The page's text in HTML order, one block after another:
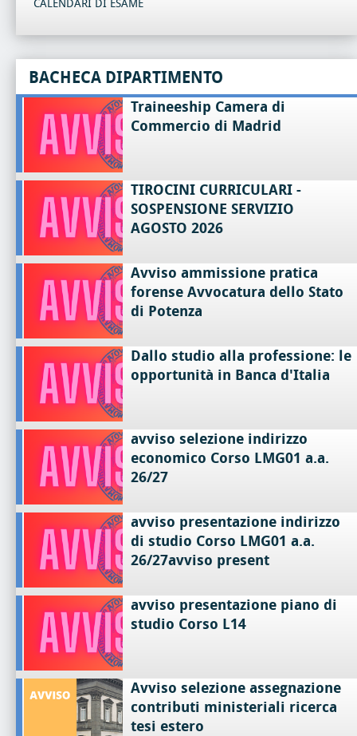
CALENDARI DI ESAME
BACHECA DIPARTIMENTO
Traineeship Camera di
Commercio di Madrid
TIROCINI CURRICULARI -
SOSPENSIONE SERVIZIO
AGOSTO 2026
Avviso ammissione pratica
forense Avvocatura dello Stato
di Potenza
Dallo studio alla professione: le
opportunità in Banca d'Italia
avviso selezione indirizzo
economico Corso LMG01 a.a.
26/27
avviso presentazione indirizzo
di studio Corso LMG01 a.a.
26/27avviso present
avviso presentazione piano di
studio Corso L14
Avviso selezione assegnazione
contributi ministeriali ricerca
tesi estero